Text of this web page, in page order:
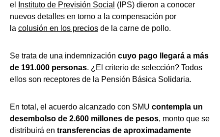
el
Instituto de Previsión Social (IPS) dieron a conocer
nuevos detalles en torno a la compensación por
la colusión en los precios de la carne de pollo.
Se trata de una indemnización cuyo pago llegará a más
de 191.000 personas. ¿El criterio de selección? Todos
ellos son receptores de la Pensión Básica Solidaria.
En total, el acuerdo alcanzado con SMU contempla un
desembolso de 2.600 millones de pesos, monto que se
distribuirá en transferencias de aproximadamente